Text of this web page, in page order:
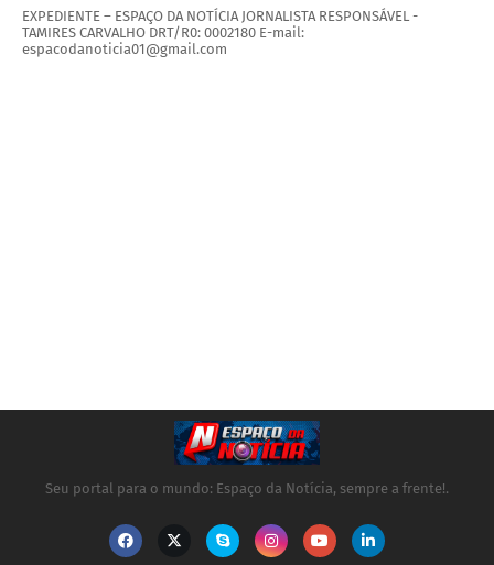
EXPEDIENTE – ESPAÇO DA NOTÍCIA JORNALISTA RESPONSÁVEL -
TAMIRES CARVALHO DRT/R0: 0002180 E-mail:
espacodanoticia01@gmail.com
Seu portal para o mundo: Espaço da Notícia, sempre a frente!.